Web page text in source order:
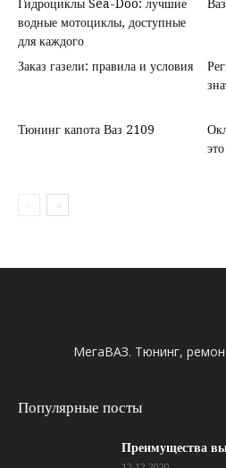
Гидроциклы Sea-Doo: лучшие
водные мотоциклы, доступные
для каждого
Заказ газели: правила и условия
Тюнинг капота Ваз 2109
МегаВАЗ. Тюнинг,
Популярные посты
Преимущества